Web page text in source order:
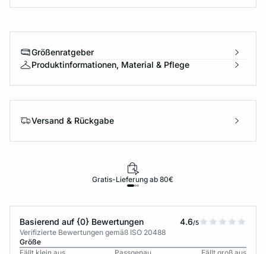
Größenratgeber
Produktinformationen, Material & Pflege
Versand & Rückgabe
Gratis-Lieferung ab 80€
Basierend auf {0} Bewertungen 4.6/5
Verifizierte Bewertungen gemäß ISO 20488
Größe